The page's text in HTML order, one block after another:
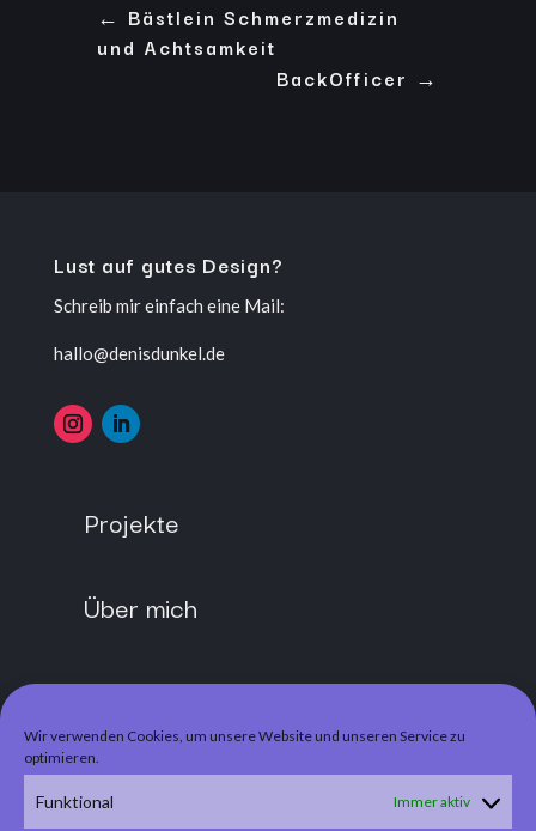
Wir verwenden Cookies, um unsere Website und unseren Service zu
optimieren.
Funktional Immer aktiv
← Bästlein Schmerzmedizin
und Achtsamkeit
BackOfficer →
Lust auf gutes Design?
Schreib mir einfach eine Mail:
hallo@denisdunkel.de
Projekte
Über mich
Kontakt
Cookies